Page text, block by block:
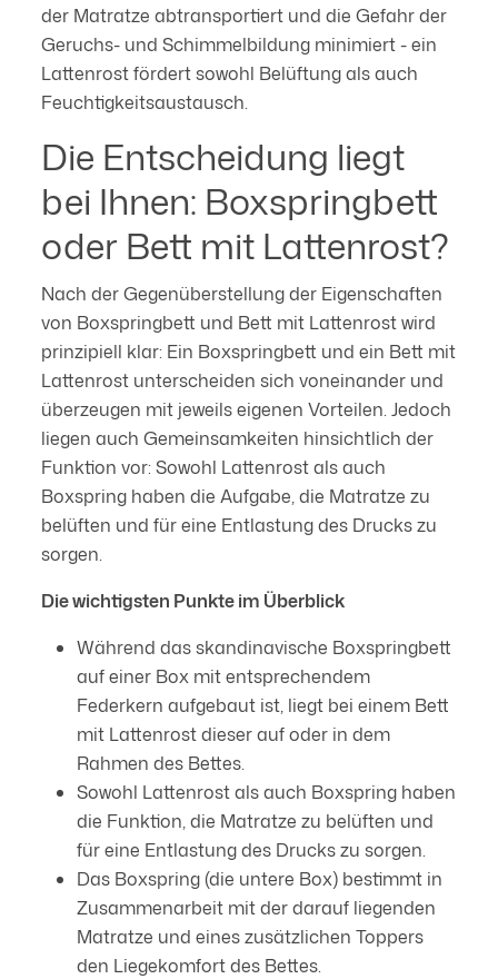
der Matratze abtransportiert und die Gefahr der
Geruchs- und Schimmelbildung minimiert - ein
Lattenrost fördert sowohl Belüftung als auch
Feuchtigkeitsaustausch.
Die Entscheidung liegt
bei Ihnen: Boxspringbett
oder Bett mit Lattenrost?
Nach der Gegenüberstellung der Eigenschaften
von Boxspringbett und Bett mit Lattenrost wird
prinzipiell klar: Ein Boxspringbett und ein Bett mit
Lattenrost unterscheiden sich voneinander und
überzeugen mit jeweils eigenen Vorteilen. Jedoch
liegen auch Gemeinsamkeiten hinsichtlich der
Funktion vor: Sowohl Lattenrost als auch
Boxspring haben die Aufgabe, die Matratze zu
belüften und für eine Entlastung des Drucks zu
sorgen.
Die wichtigsten Punkte im Überblick
Während das skandinavische Boxspringbett
auf einer Box mit entsprechendem
Federkern aufgebaut ist, liegt bei einem Bett
mit Lattenrost dieser auf oder in dem
Rahmen des Bettes.
Sowohl Lattenrost als auch Boxspring haben
die Funktion, die Matratze zu belüften und
für eine Entlastung des Drucks zu sorgen.
Das Boxspring (die untere Box) bestimmt in
Zusammenarbeit mit der darauf liegenden
Matratze und eines zusätzlichen Toppers
den Liegekomfort des Bettes.